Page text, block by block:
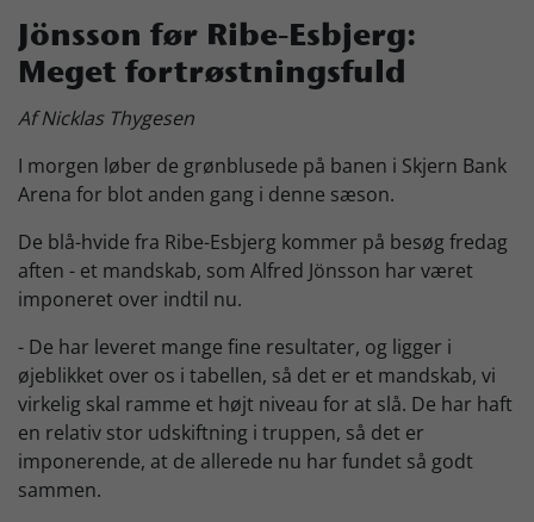
Samarbejdsklubber
Skjern Bank Grand Prix
Nyhedsbrev
Køb Billet
Jönsson før Ribe-Esbjerg:
Meget fortrøstningsfuld
Af Nicklas Thygesen
I morgen løber de grønblusede på banen i Skjern Bank
Arena for blot anden gang i denne sæson.
De blå-hvide fra Ribe-Esbjerg kommer på besøg fredag
aften - et mandskab, som Alfred Jönsson har været
imponeret over indtil nu.
- De har leveret mange fine resultater, og ligger i
øjeblikket over os i tabellen, så det er et mandskab, vi
virkelig skal ramme et højt niveau for at slå. De har haft
en relativ stor udskiftning i truppen, så det er
imponerende, at de allerede nu har fundet så godt
sammen.